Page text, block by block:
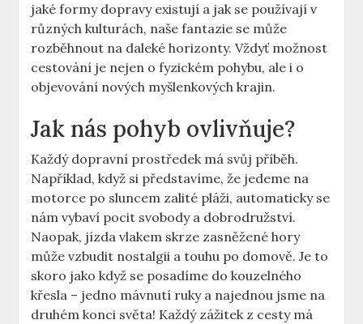
jaké formy dopravy existují a jak se používají v
různých kulturách, naše fantazie se může
rozběhnout na daleké horizonty. Vždyť možnost
cestování je nejen o fyzickém pohybu, ale i o
objevování nových myšlenkových krajin.
Jak nás pohyb ovlivňuje?
Každý dopravní prostředek má svůj příběh.
Například, když si představíme, že jedeme na
motorce po sluncem zalité pláži, automaticky se
nám vybaví pocit svobody a dobrodružství.
Naopak, jízda vlakem skrze zasněžené hory
může vzbudit nostalgii a touhu po domově. Je to
skoro jako když se posadíme do kouzelného
křesla – jedno mávnutí ruky a najednou jsme na
druhém konci světa! Každý zážitek z cesty má